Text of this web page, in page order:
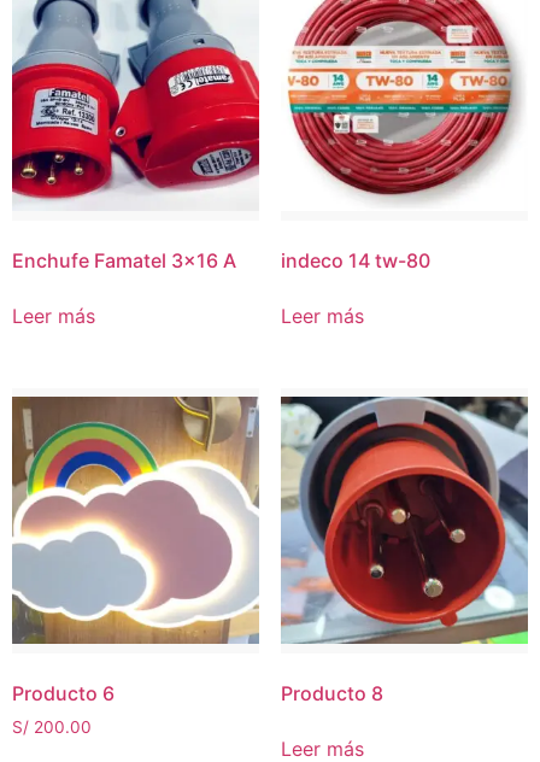
Enchufe Famatel 3×16 A
Leer más
indeco 14 tw-80
Leer más
Producto 6
S/ 200.00
Producto 8
Leer más